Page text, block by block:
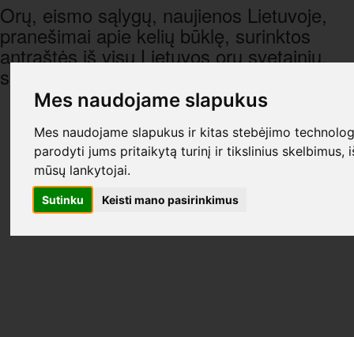
Mes naudojame slapukus
Mes naudojame slapukus ir kitas stebėjimo
parodyti jums pritaikytą turinį ir tikslinius skelbimus,
mūsų lankytojai.
Sutinku Keisti mano pasirinkimus
Orų, eismo sąlygų, naujienos Lietuvoje,
pranešimai apie kelių būklę, surinktos
antraštės iš visų Lietuvos orų svetainių,
sugrupuotos pagal datą ir laiką.
R E K L A M A